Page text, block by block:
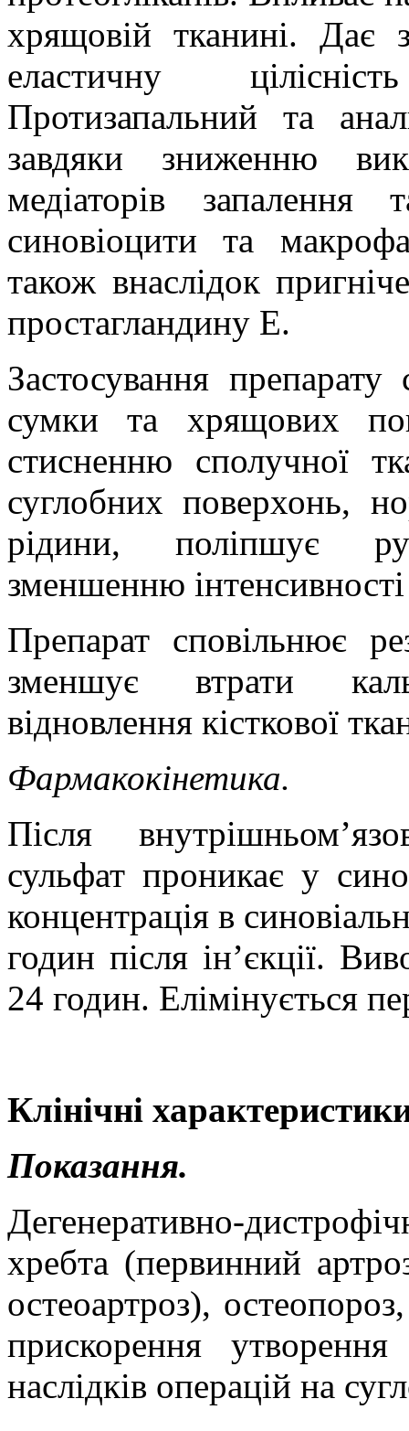
хрящовій тканині. Дає
еластичну
Протизапальний та
завдяки зниженню
медіаторів
синовіоцити та
також внаслідок
простагландину Е.
Застосування
сумки та хрящових
стисненню сполучної
суглобних поверхонь,
рідини, поліпшує
зменшенню
Препарат сповільнює
зменшує втрати
відновлення кісткової
Фармакокінетика.
Після
сульфат проникає у
концентрація в
годин після ін’єкції.
24 годин. Елімінується
Клінічні
Показання.
Дегенеративно-
хребта (первинний
остеоартроз),
прискорення
наслідків операцій на